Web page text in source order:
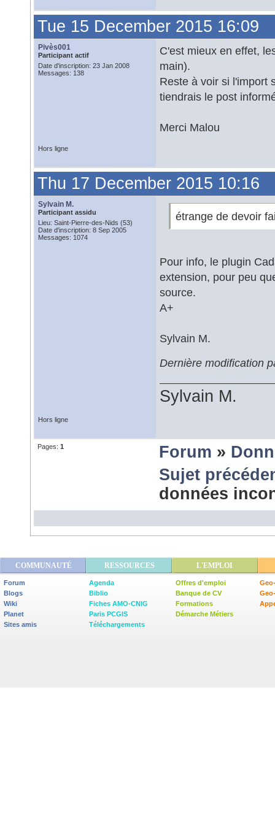
Tue 15 December 2015 16:09
Pivès001
Participant actif
Date d'inscription: 23 Jan 2008
Messages: 138
C'est mieux en effet,
main).
Reste à voir si l'import
tiendrais le post
Merci Malou
Hors ligne
Thu 17 December 2015 10:16
Sylvain M.
Participant assidu
Lieu: Saint-Pierre-des-Nids (53)
Date d'inscription: 8 Sep 2005
Messages: 1074
étrange de devoir
Pour info, le plugin
extension, pour peu
source.
A+
Sylvain M.
Dernière modification
Sylvain M.
Hors ligne
Pages: 1 Forum »
Sujet
données
COMMUNAUTÉ RESSOURCES L'EMPLOI
Forum
Blogs
Wiki
Planet
Sites amis
Agenda
Biblio
Fiches AMO-CNIG
Paris PCGIS
Téléchargements
Offres d'emploi
Banque de CV
Formations
Démarche Métiers